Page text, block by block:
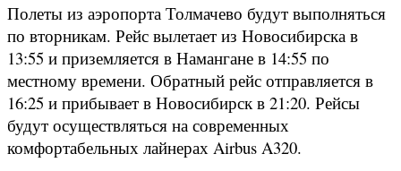
Полеты из аэропорта Толмачево будут выполняться
по вторникам. Рейс вылетает из Новосибирска в
13:55 и приземляется в Намангане в 14:55 по
местному времени. Обратный рейс отправляется в
16:25 и прибывает в Новосибирск в 21:20. Рейсы
будут осуществляться на современных
комфортабельных лайнерах Airbus A320.